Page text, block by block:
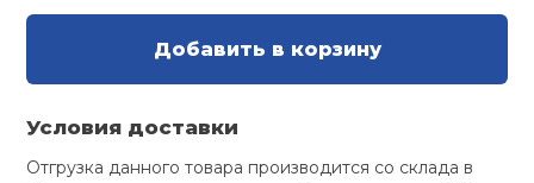
Скамьи
рамы
Барбекю
Обувь для
Ремни
Бутылки для
игры
стенки
Добавить в корзину
Условия доставки
Отгрузка данного товара производится со склада в